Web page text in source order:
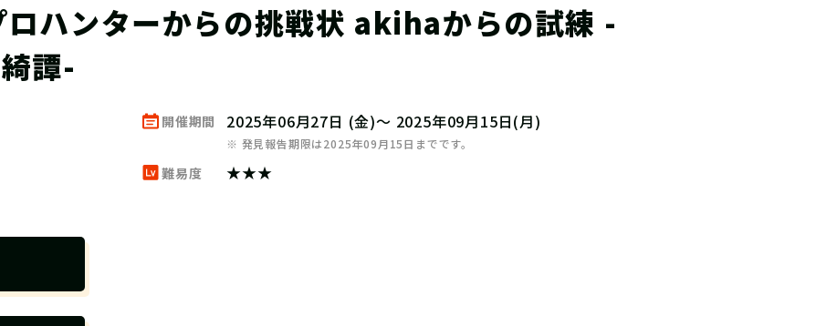
ロハンターからの挑戦状 akihaからの試練 -
譚-
開催期間 2025年06月27日 (金)～ 2025年09月15日(月)
※ 発見報告期限は2025年09月15日までです。
難易度 ★★★